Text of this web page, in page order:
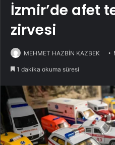
İzmir’de afet
zirvesi
MEHMET HAZBİN KAZBEK
1 dakika okuma süresi